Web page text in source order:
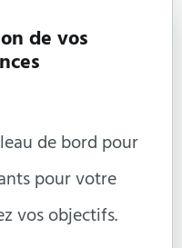
de vos
de bord pour
pour votre
vos objectifs.